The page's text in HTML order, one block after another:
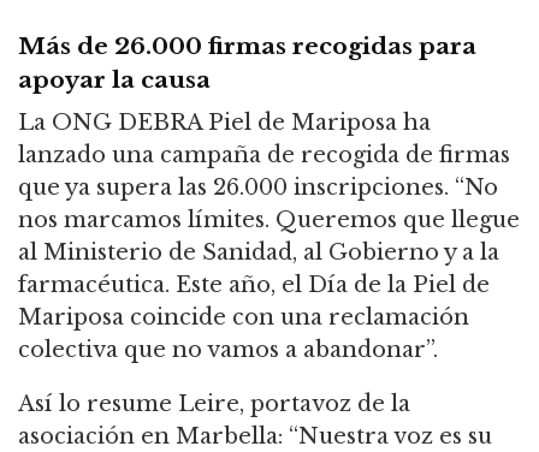
Más de 26.000 firmas recogidas para
apoyar la causa
La ONG DEBRA Piel de Mariposa ha
lanzado una campaña de recogida de firmas
que ya supera las 26.000 inscripciones. “No
nos marcamos límites. Queremos que llegue
al Ministerio de Sanidad, al Gobierno y a la
farmacéutica. Este año, el Día de la Piel de
Mariposa coincide con una reclamación
colectiva que no vamos a abandonar”.
Así lo resume Leire, portavoz de la
asociación en Marbella: “Nuestra voz es su